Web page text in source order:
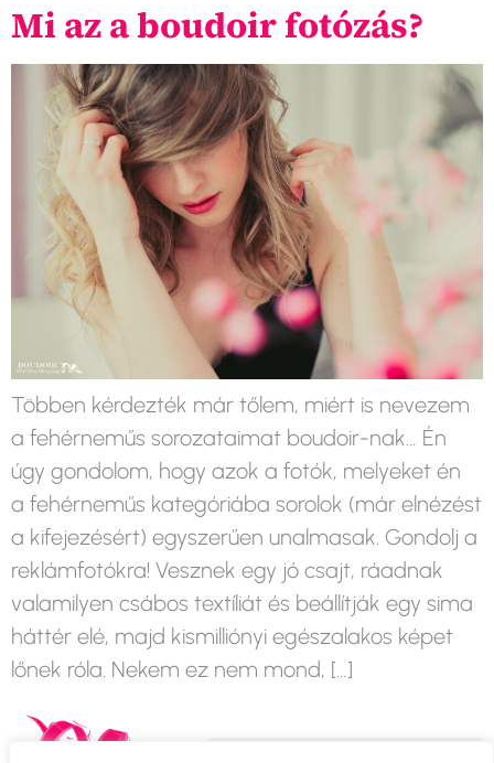
Mi az a boudoir fotózás?
Többen kérdezték már tőlem, miért is nevezem
a fehérneműs sorozataimat boudoir-nak… Én
úgy gondolom, hogy azok a fotók, melyeket én
a fehérneműs kategóriába sorolok (már elnézést
a kifejezésért) egyszerűen unalmasak. Gondolj a
reklámfotókra! Vesznek egy jó csajt, ráadnak
valamilyen csábos textíliát és beállítják egy sima
háttér elé, majd kismilliónyi egészalakos képet
lőnek róla. Nekem ez nem mond, […]